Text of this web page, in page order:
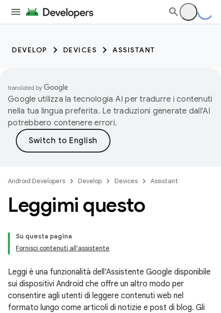
DEVELOP DEVICES ASSISTANT
Google utilizza la tecnologia AI per tradurre i contenuti
nella tua lingua preferita. Le traduzioni generate dall'AI
potrebbero contenere errori.
Android Developers Develop Devices Assistant
Leggimi questo
Su questa pagina
Fornisci contenuti all'assistente
Leggi è una funzionalità dell'Assistente Google disponibile
sui dispositivi Android che offre un altro modo per
consentire agli utenti di leggere contenuti web nel
formato lungo come articoli di notizie e post di blog. Gli